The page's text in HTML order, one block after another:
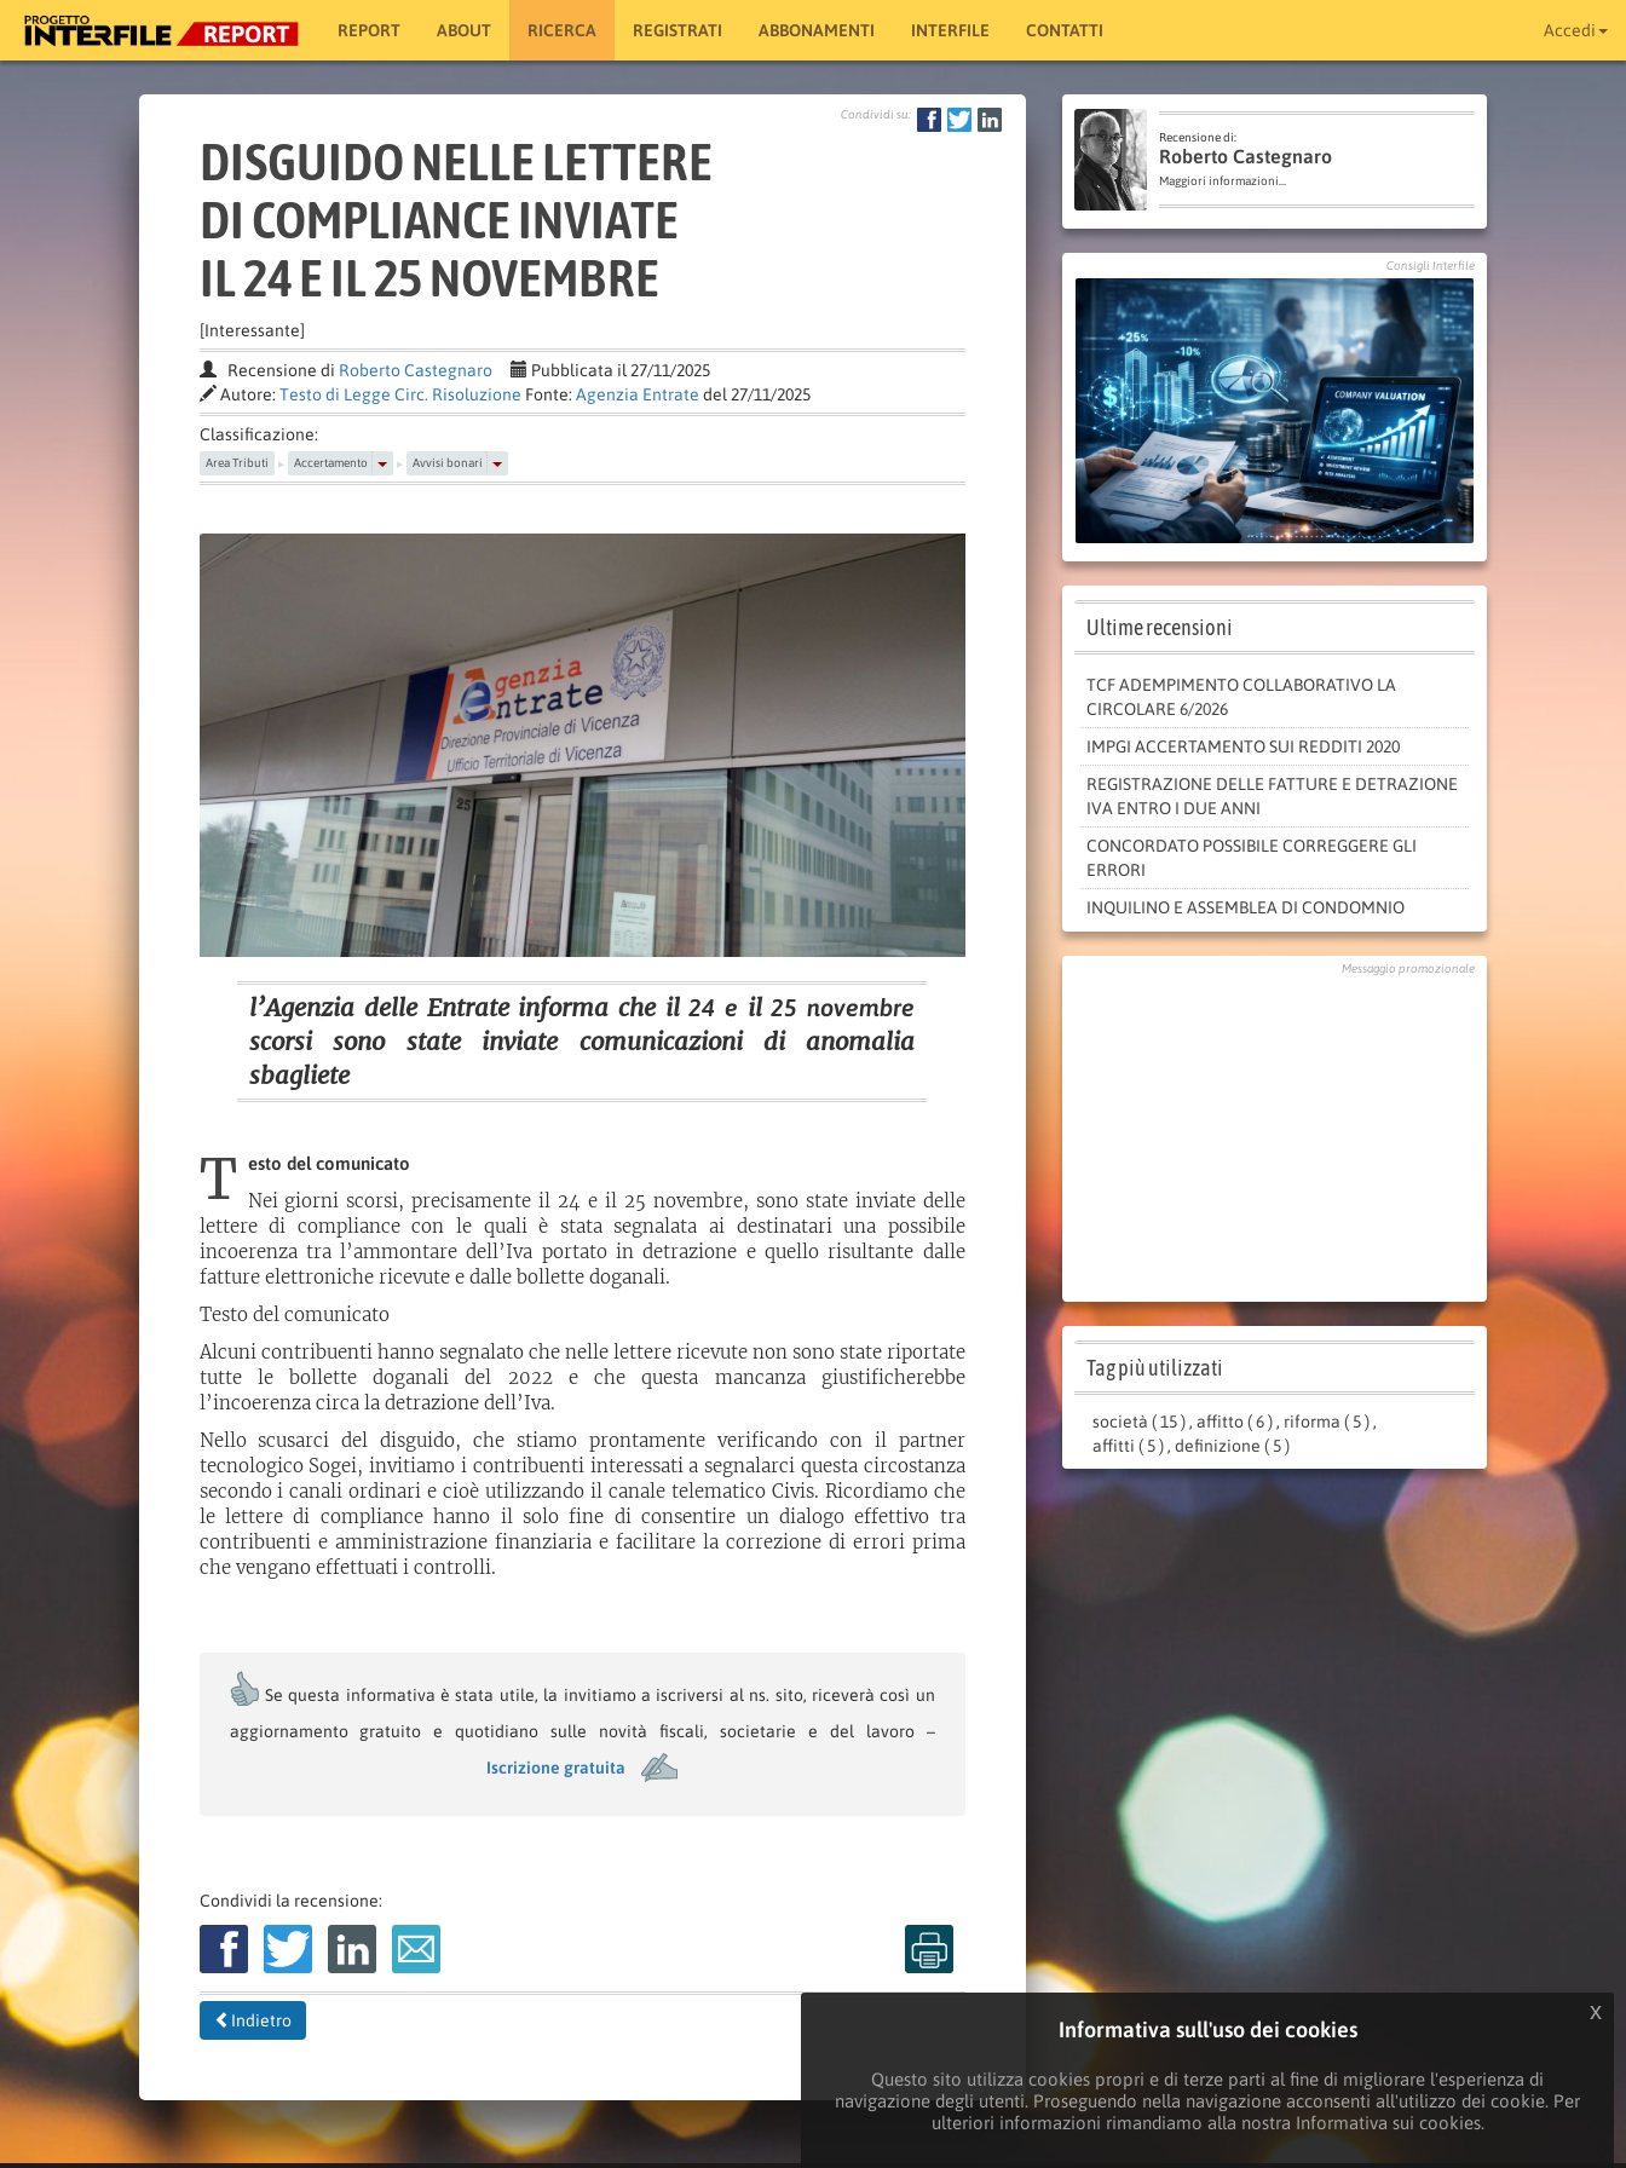
REPORT ABOUT RICERCA REGISTRATI ABBONAMENTI INTERFILE CONTATTI Accedi
Condividi su:
DISGUIDO NELLE LETTERE
DI COMPLIANCE INVIATE
IL 24 E IL 25 NOVEMBRE
[Interessante]
Recensione di Roberto Castegnaro
Pubblicata il 27/11/2025
Autore: Testo di Legge Circ. Risoluzione Fonte: Agenzia Entrate del 27/11/2025
Classificazione:
Area Tributi ▶ Accertamento ▶ Avvisi bonari
l’Agenzia delle Entrate informa che il24 e il25 novembre
scorsi sono state inviate comunicazioni di anomalia
sbagliete
T esto del comunicato
Nei giorni scorsi, precisamente il 24 e il 25 novembre, sono state inviate delle
lettere di compliance con le quali è stata segnalata ai destinatari una possibile
incoerenza tra l’ammontare dell’Iva portato in detrazione e quello risultante dalle
fatture elettroniche ricevute e dalle bollette doganali.
Testo del comunicato
Alcuni contribuenti hanno segnalato che nelle lettere ricevute non sono state riportate
tutte le bollette doganali del 2022 e che questa mancanza giustificherebbe
l’incoerenza circa la detrazione dell’Iva.
Nello scusarci del disguido, che stiamo prontamente verificando con il partner
tecnologico Sogei, invitiamo i contribuenti interessati a segnalarci questa circostanza
secondo i canali ordinari e cioè utilizzando il canale telematico Civis. Ricordiamo che
le lettere di compliance hanno il solo fine di consentire un dialogo effettivo tra
contribuenti e amministrazione finanziaria e facilitare la correzione di errori prima
che vengano effettuati i controlli.
Se questa informativa è stata utile, la invitiamo a iscriversi al ns. sito, riceverà così un
aggiornamento gratuito e quotidiano sulle novità fiscali, societarie e del lavoro –
Iscrizione gratuita
Condividi la recensione:
Indietro
Recensione di:
Roberto Castegnaro
Maggiori informazioni...
Consigli Interfile
Ultime recensioni
TCF ADEMPIMENTO COLLABORATIVO LA
CIRCOLARE 6/2026
IMPGI ACCERTAMENTO SUI REDDITI 2020
REGISTRAZIONE DELLE FATTURE E DETRAZIONE
IVA ENTRO I DUE ANNI
CONCORDATO POSSIBILE CORREGGERE GLI
ERRORI
INQUILINO E ASSEMBLEA DI CONDOMNIO
Messaggio promozionale
Tag più utilizzati
società ( 15 ), affitto ( 6 ), riforma ( 5 ),
affitti ( 5 ), definizione ( 5 )
Informativa sull'uso dei cookies
Questo sito utilizza cookies propri e di terze parti al fine di migliorare l'esperienza di
navigazione degli utenti. Proseguendo nella navigazione acconsenti all'utilizzo dei cookie. Per
ulteriori informazioni rimandiamo alla nostra Informativa sui cookies.
x